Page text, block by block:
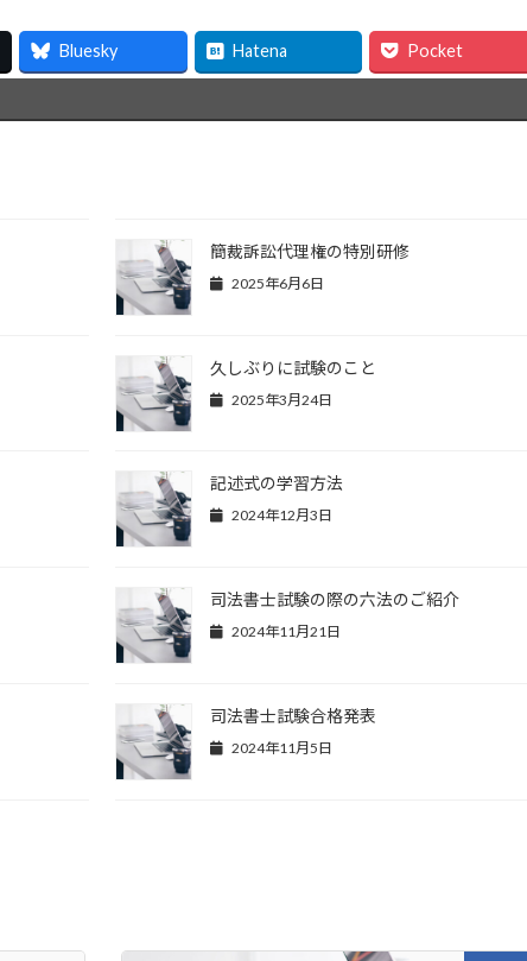
Bluesky Hatena Pocket
簡裁訴訟代理権の特別研修
2025年6月6日
久しぶりに試験のこと
2025年3月24日
記述式の学習方法
2024年12月3日
司法書士試験の際の六法のご紹介
2024年11月21日
司法書士試験合格発表
2024年11月5日